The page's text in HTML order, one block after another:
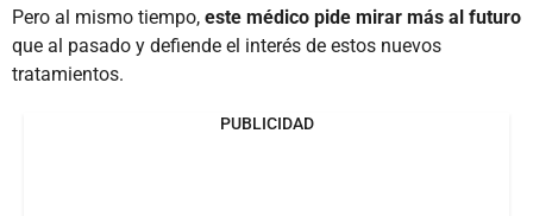
Pero al mismo tiempo, este médico pide mirar más al futuro
que al pasado y defiende el interés de estos nuevos
tratamientos.
PUBLICIDAD